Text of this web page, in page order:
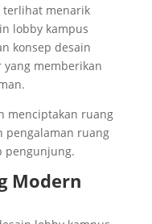
terlihat menarik
lobby kampus
konsep desain
memberikan
menciptakan ruang
pengalaman ruang
pengunjung.
Modern